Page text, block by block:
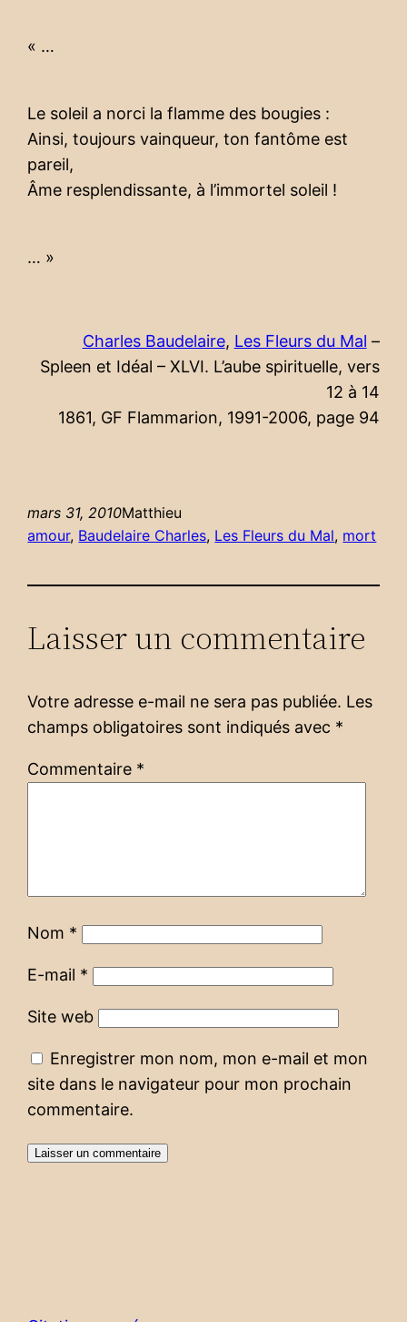
« …
Le soleil a norci la flamme des bougies :
Ainsi, toujours vainqueur, ton fantôme est
pareil,
Âme resplendissante, à l’immortel soleil !
… »
Charles Baudelaire, Les Fleurs du Mal –
Spleen et Idéal – XLVI. L’aube spirituelle, vers
12 à 14
1861, GF Flammarion, 1991-2006, page 94
mars 31, 2010Matthieu
amour, Baudelaire Charles, Les Fleurs du Mal, mort
Laisser un commentaire
Votre adresse e-mail ne sera pas publiée. Les
champs obligatoires sont indiqués avec *
Commentaire *
Nom *
E-mail *
Site web
Enregistrer mon nom, mon e-mail et mon
site dans le navigateur pour mon prochain
commentaire.